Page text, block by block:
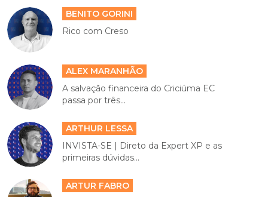
BENITO GORINI
Rico com Creso
ALEX MARANHÃO
A salvação financeira do Criciúma EC
passa por três...
ARTHUR LESSA
INVISTA-SE | Direto da Expert XP e as
primeiras dúvidas...
ARTUR FABRO